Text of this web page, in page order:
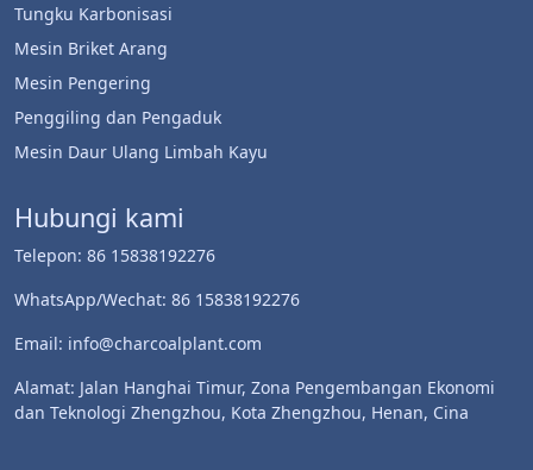
Tungku Karbonisasi
Mesin Briket Arang
Mesin Pengering
Penggiling dan Pengaduk
Mesin Daur Ulang Limbah Kayu
Hubungi kami
Telepon: 86 15838192276
WhatsApp/Wechat: 86 15838192276
Email: info@charcoalplant.com
Alamat: Jalan Hanghai Timur, Zona Pengembangan Ekonomi
dan Teknologi Zhengzhou, Kota Zhengzhou, Henan, Cina